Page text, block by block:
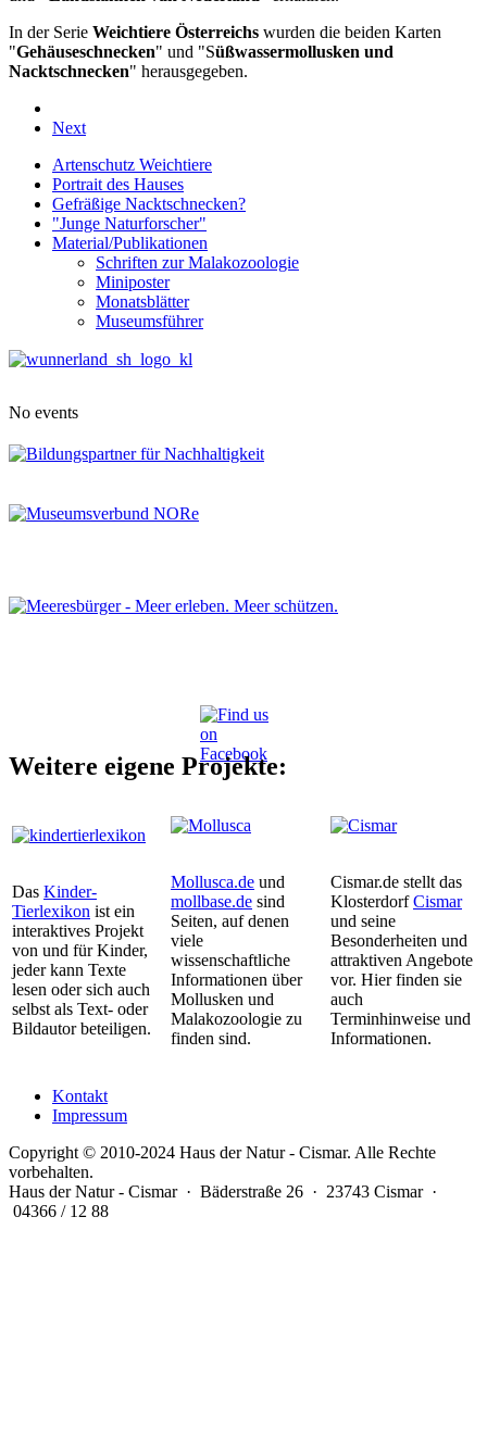
In der Serie Weichtiere Österreichs wurden die beiden Karten
"Gehäuseschnecken" und "Süßwassermollusken und
Nacktschnecken" herausgegeben.
Next
Artenschutz Weichtiere
Portrait des Hauses
Gefräßige Nacktschnecken?
"Junge Naturforscher"
Material/Publikationen
Schriften zur Malakozoologie
Miniposter
Monatsblätter
Museumsführer
No events
Weitere eigene Projekte:
Das Kinder-
Tierlexikon ist ein
interaktives Projekt
von und für Kinder,
jeder kann Texte
lesen oder sich auch
selbst als Text- oder
Bildautor beteiligen.
Mollusca.de und
mollbase.de sind
Seiten, auf denen
viele
wissenschaftliche
Informationen über
Mollusken und
Malakozoologie zu
finden sind.
Cismar.de stellt das
KlosterdorfCismar
und seine
Besonderheiten und
attraktiven Angebote
vor. Hier finden sie
auch
Terminhinweise und
Informationen.
Kontakt
Impressum
Copyright © 2010-2024 Haus der Natur - Cismar. Alle Rechte
vorbehalten.
Haus der Natur - Cismar · Bäderstraße 26 · 23743 Cismar ·
04366 / 12 88